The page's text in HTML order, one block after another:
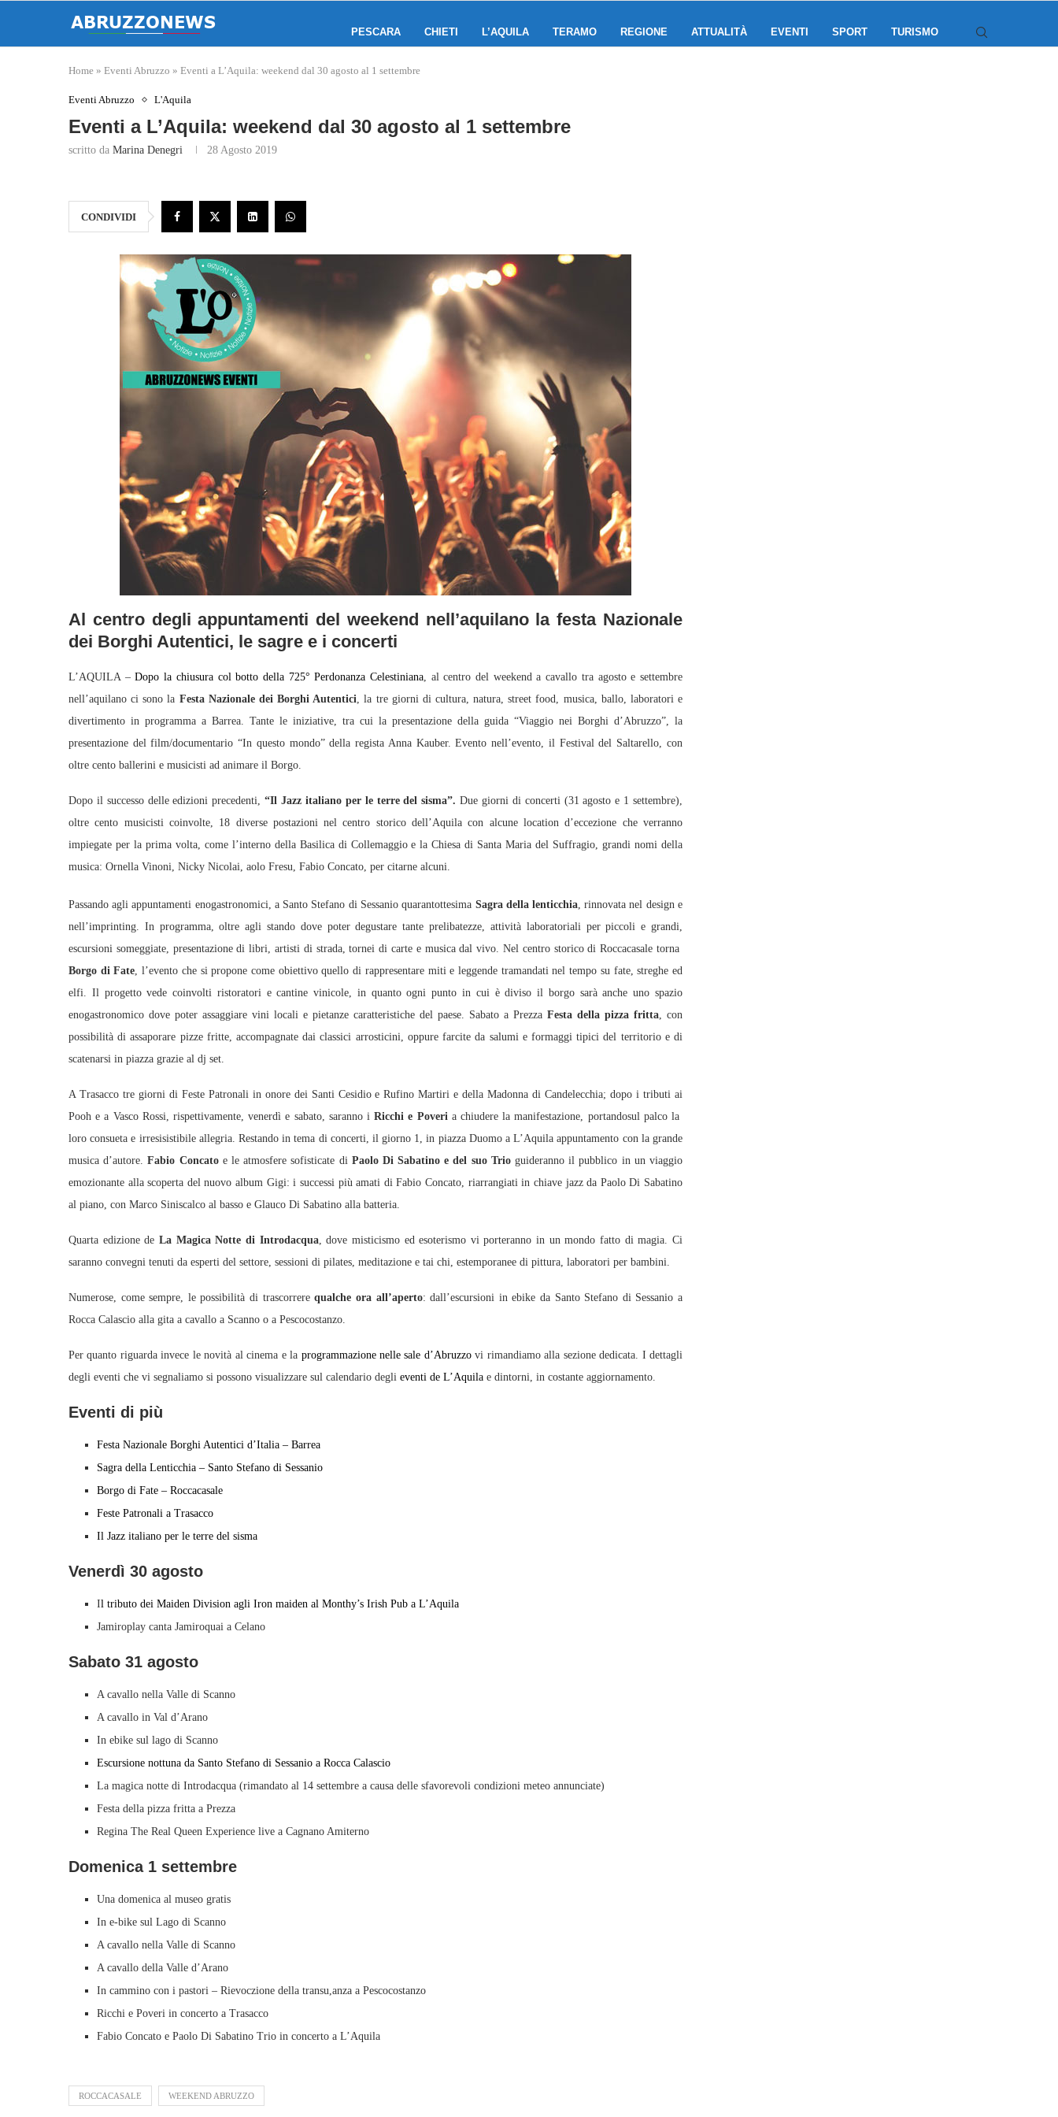
PESCARA CHIETI L’AQUILA TERAMO REGIONE ATTUALITÀ EVENTI SPORT TURISMO
Home » Eventi Abruzzo » Eventi a L’Aquila: weekend dal 30 agosto al 1 settembre
Eventi Abruzzo L'Aquila
Eventi a L’Aquila: weekend dal 30 agosto al 1 settembre
scritto da Marina Denegri 28 Agosto 2019
CONDIVIDI
Al centro degli appuntamenti del weekend nell’aquilano la festa Nazionale
dei Borghi Autentici, le sagre e i concerti
L’AQUILA –Dopo la chiusura col botto della 725° Perdonanza Celestiniana, al centro del weekend a cavallo tra agosto e settembre
nell’aquilano ci sono la Festa Nazionale dei Borghi Autentici, la tre giorni di cultura, natura, street food, musica, ballo, laboratori e
divertimento in programma a Barrea. Tante le iniziative, tra cui la presentazione della guida “Viaggio nei Borghi d’Abruzzo”, la
presentazione del film/documentario “In questo mondo” della regista Anna Kauber. Evento nell’evento, il Festival del Saltarello, con
oltre cento ballerini e musicisti ad animare il Borgo.
Dopo il successo delle edizioni precedenti,“Il Jazz italiano per le terre del sisma”.Due giorni di concerti (31 agosto e 1 settembre),
oltre cento musicisti coinvolte, 18 diverse postazioni nel centro storico dell’Aquila con alcune location d’eccezione che verranno
impiegate per la prima volta, come l’interno della Basilica di Collemaggio e la Chiesa di Santa Maria del Suffragio, grandi nomi della
musica: Ornella Vinoni, Nicky Nicolai, aolo Fresu, Fabio Concato, per citarne alcuni.
Passando agli appuntamenti enogastronomici, a Santo Stefano di Sessanio quarantottesima Sagra della lenticchia, rinnovata nel design e
nell’imprinting. In programma, oltre agli stando dove poter degustare tante prelibatezze, attività laboratoriali per piccoli e grandi,
escursioni someggiate, presentazione di libri, artisti di strada, tornei di carte e musica dal vivo. Nel centro storico di Roccacasale torna
Borgo di Fate, l’evento che si propone come obiettivo quello di rappresentare miti e leggende tramandati nel tempo su fate, streghe ed
elfi. Il progetto vede coinvolti ristoratori e cantine vinicole, in quanto ogni punto in cui è diviso il borgo sarà anche uno spazio
enogastronomico dove poter assaggiare vini locali e pietanze caratteristiche del paese. Sabato a Prezza Festa della pizza fritta, con
possibilità di assaporare pizze fritte, accompagnate dai classici arrosticini, oppure farcite da salumi e formaggi tipici del territorio e di
scatenarsi in piazza grazie al dj set.
A Trasacco tre giorni di Feste Patronali in onore dei Santi Cesidio e Rufino Martiri e della Madonna di Candelecchia; dopo i tributi ai
Pooh e a Vasco Rossi, rispettivamente, venerdì e sabato, saranno i Ricchi e Poveria chiudere la manifestazione, portandosul palco la
loro consueta e irresisistibile allegria. Restando in tema di concerti, il giorno 1, in piazza Duomo a L’Aquila appuntamento con la grande
musica d’autore.Fabio Concatoe le atmosfere sofisticate di Paolo Di Sabatino e del suo Trioguideranno il pubblico in un viaggio
emozionante alla scoperta del nuovo album Gigi: i successi più amati di Fabio Concato, riarrangiati in chiave jazz da Paolo Di Sabatino
al piano, con Marco Siniscalco al basso e Glauco Di Sabatino alla batteria.
Quarta edizione de La Magica Notte di Introdacqua, dove misticismo ed esoterismo vi porteranno in un mondo fatto di magia. Ci
saranno convegni tenuti da esperti del settore, sessioni di pilates, meditazione e tai chi, estemporanee di pittura, laboratori per bambini.
Numerose, come sempre, le possibilità di trascorrerequalche ora all’aperto: dall’escursioni in ebike da Santo Stefano di Sessanio a
Rocca Calascio alla gita a cavallo a Scanno o a Pescocostanzo.
Per quanto riguarda invece le novità al cinema e la programmazione nelle sale d’Abruzzovi rimandiamo alla sezione dedicata. I dettagli
degli eventi che vi segnaliamo si possono visualizzare sul calendario degli eventi de L’Aquila e dintorni, in costante aggiornamento.
Eventi di più
Festa Nazionale Borghi Autentici d’Italia – Barrea
Sagra della Lenticchia – Santo Stefano di Sessanio
Borgo di Fate – Roccacasale
Feste Patronali a Trasacco
Il Jazz italiano per le terre del sisma
Venerdì 30 agosto
Il tributo dei Maiden Division agli Iron maiden al Monthy’s Irish Pub a L’Aquila
Jamiroplay canta Jamiroquai a Celano
Sabato 31 agosto
A cavallo nella Valle di Scanno
A cavallo in Val d’Arano
In ebike sul lago di Scanno
Escursione nottuna da Santo Stefano di Sessanio a Rocca Calascio
La magica notte di Introdacqua (rimandato al 14 settembre a causa delle sfavorevoli condizioni meteo annunciate)
Festa della pizza fritta a Prezza
Regina The Real Queen Experience live a Cagnano Amiterno
Domenica 1 settembre
Una domenica al museo gratis
In e-bike sul Lago di Scanno
A cavallo nella Valle di Scanno
A cavallo della Valle d’Arano
In cammino con i pastori – Rievoczione della transu,anza a Pescocostanzo
Ricchi e Poveri in concerto a Trasacco
Fabio Concato e Paolo Di Sabatino Trio in concerto a L’Aquila
ROCCACASALE WEEKEND ABRUZZO